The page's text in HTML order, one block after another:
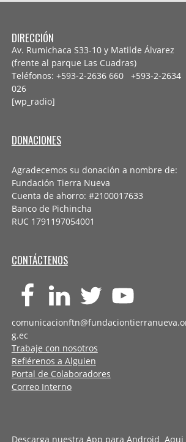
DIRECCIÓN
Av. Rumichaca S33-10 y Matilde Álvarez
(frente al parque Las Cuadras)
Teléfonos: +593-2-2636 660 +593-2-2634
026
[wp_radio]
DONACIONES
Agradecemos su donación a nombre de:
Fundación Tierra Nueva
Cuenta de ahorro: #2100017633
Banco de Pichincha
RUC 1791197054001
CONTÁCTENOS
g.ec
Trabaje con nosotros
Refiérenos a Alguien
Portal de Colaboradores
Correo Interno
Descarga nuestra App para Android Aqui